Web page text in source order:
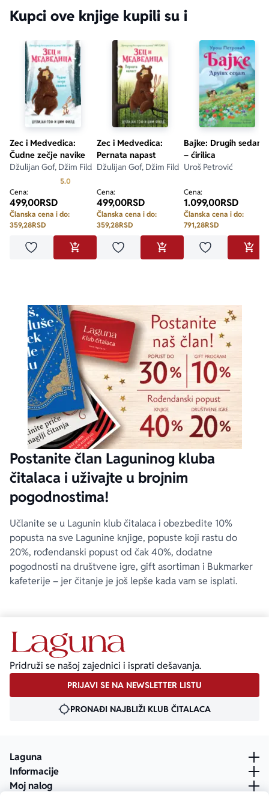
Kupci ove knjige kupili su i
Zec i Medvedica:
Čudne zečje navike
Džulijan Gof, Džim Fild
5.0
Cena:
499,00RSD
Članska cena i do:
359,28RSD
Dodaj u omiljeneDODAJ U KORPU
Zec i Medvedica:
Pernata napast
Džulijan Gof, Džim Fild
Cena:
499,00RSD
Članska cena i do:
359,28RSD
Dodaj u omiljeneDODAJ U KORPU
Bajke: Drugih sedam
– ćirilica
Uroš Petrović
Cena:
1.099,00RSD
Članska cena i do:
791,28RSD
Dodaj u
Postanite član Laguninog kluba
čitalaca i uživajte u brojnim
pogodnostima!
Učlanite se u Lagunin klub čitalaca i obezbedite 10%
popusta na sve Lagunine knjige, popuste koji rastu do
20%, rođendanski popust od čak 40%, dodatne
pogodnosti na društvene igre, gift asortiman i Bukmarker
kafeterije – jer čitanje je još lepše kada vam se isplati.
Pridruži se našoj zajednici i isprati dešavanja.
PRIJAVI SE NA NEWSLETTER LISTU
PRONAĐI NAJBLIŽI KLUB ČITALACA
Laguna
Informacije
Moj nalog